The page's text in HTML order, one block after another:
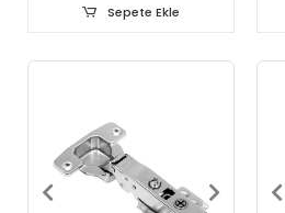
Sepete Ekle